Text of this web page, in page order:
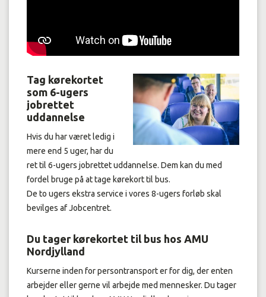
Tag kørekortet
som 6-ugers
jobrettet
uddannelse
Hvis du har været ledig i
mere end 5 uger, har du
ret til 6-ugers jobrettet uddannelse. Dem kan du med
fordel bruge på at tage kørekort til bus.
De to ugers ekstra service i vores 8-ugers forløb skal
bevilges af Jobcentret.
Du tager kørekortet til bus hos AMU
Nordjylland
Kurserne inden for persontransport er for dig, der enten
arbejder eller gerne vil arbejde med mennesker. Du tager